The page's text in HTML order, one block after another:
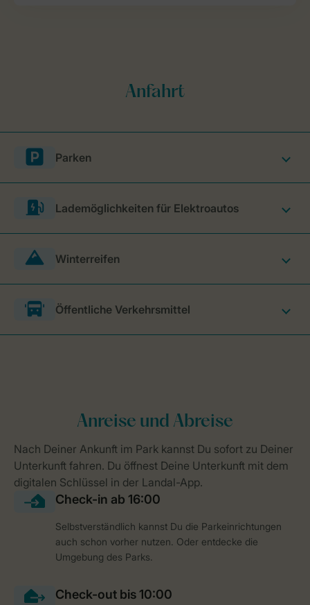
Parken
Lademöglichkeiten für Elektroautos
Winterreifen
Öffentliche Verkehrsmittel
Selbstverständlich kannst Du die Parkeinrichtungen
auch schon vorher nutzen. Oder entdecke die
Umgebung des Parks.